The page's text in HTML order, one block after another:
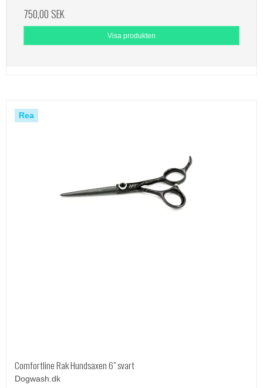
750,00 SEK
Visa produkten
Rea
Comfortline Rak Hundsaxen 6" svart
Dogwash.dk